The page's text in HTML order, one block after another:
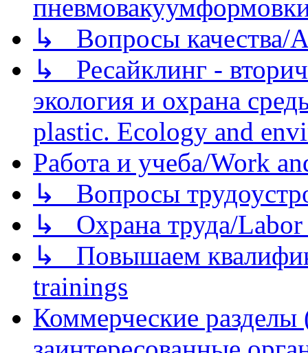
↳ Вопросы качества/
↳ Ресайклинг -
экология и охрана
plastic. Ecology and
Работа и учеба/Work
↳ Вопросы
↳ Охрана труда/Labor
↳ Повышаем
trainings
Коммерческие